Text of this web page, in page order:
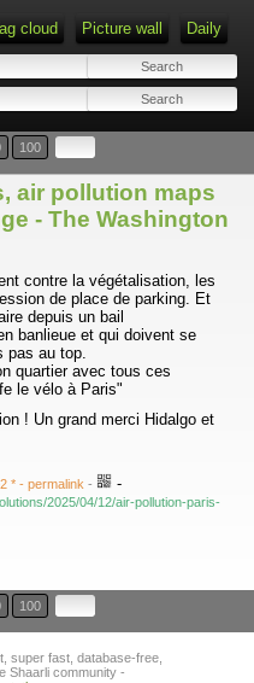
cloud Picture wall Daily
100
air pollution maps
- The Washington
contre la végétalisation, les
de place de parking. Et
depuis un bail
banlieue et qui doivent se
pas au top.
quartier avec tous ces
le vélo à Paris"
! Un grand merci Hidalgo et
* - permalink - -
2025/04/12/air-pollution-paris-
100
super fast, database-free,
Shaarli community -